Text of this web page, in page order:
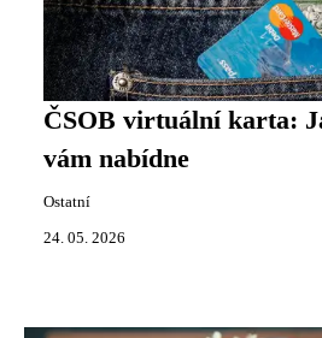
ČSOB virtuální karta:
vám nabídne
Ostatní
24. 05. 2026